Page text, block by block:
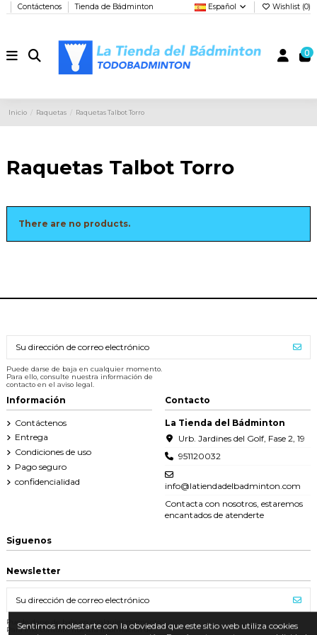
Contáctenos Tienda de Bádminton Español Wishlist (0)
0
Inicio Raquetas Raquetas Talbot Torro
Raquetas Talbot Torro
There are no products.
Puede darse de baja en cualquier momento.
Para ello, consulte nuestra información de
contacto en el aviso legal.
Información
Contáctenos
Entrega
Condiciones de uso
Pago seguro
confidencialidad
Contacto
La Tienda del Bádminton
Urb. Jardines del Golf, Fase 2, 19
951120032
info@latiendadelbadminton.com
Contacta con nosotros, estaremos
encantados de atenderte
Siguenos
Newsletter
Puede darse de baja en cualquier momento.
Para ello, consulte nuestra información de
Sentimos molestarte con la obviedad que este sitio web utiliza cookies